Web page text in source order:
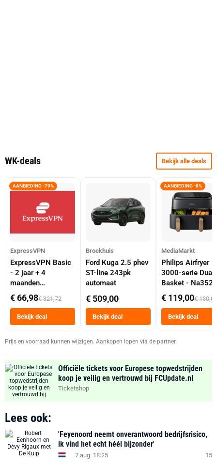
WK-deals Bekijk alle deals
AANBIEDING -79%
ExpressVPN
ExpressVPN Basic
- 2 jaar + 4
maanden
abonnement
€ 66,98€ 321,72
Bekijk deal
Broekhuis
Ford Kuga 2.5 phev
ST-line 243pk
automaat
€ 509,00
Bekijk deal
AANBIEDING -8%
MediaMarkt
Philips Airfryer
3000-serie Dual
Basket -
Dubbele Mand 9
Tot 6 Personen
Heteluchtfriteuse
Zwart
€ 119,00€ 130,00
Bekijk deal
Prijs en voorraad kunnen wijzigen. Aankopen lopen via de partner.
Officiële tickets voor Europese topwedstrijden
koop je veilig en vertrouwd bij FCUpdate.nl
Ticketshop
Lees ook:
'Feyenoord neemt onverantwoord bedrijfsrisico,
ik vind het echt héél bijzonder'
7 aug. 18:25 15